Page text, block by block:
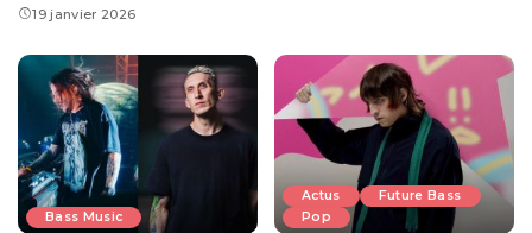
19 janvier 2026
Bass Music
Actus
Future Bass
Pop